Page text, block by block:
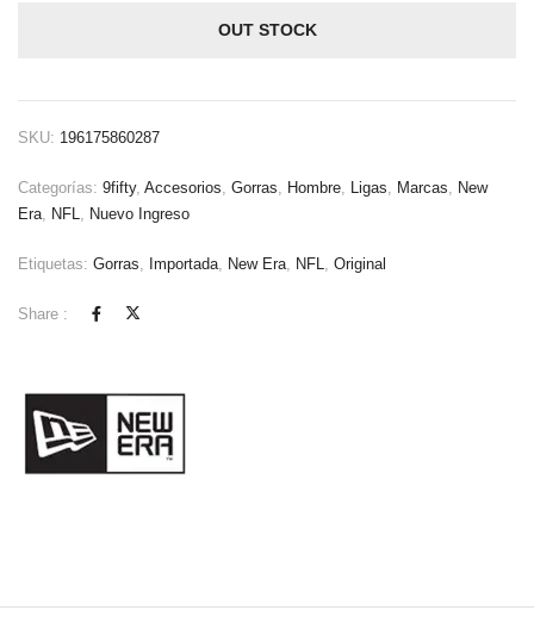
OUT STOCK
SKU: 196175860287
Categorías: 9fifty, Accesorios, Gorras, Hombre, Ligas, Marcas, New
Era, NFL, Nuevo Ingreso
Etiquetas: Gorras, Importada, New Era, NFL, Original
Share :